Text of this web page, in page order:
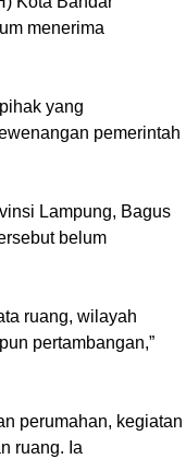
menerima
yang
pemerintah
Lampung, Bagus
belum
ruang, wilayah
pertambangan,”
perumahan, kegiatan
ruang. Ia